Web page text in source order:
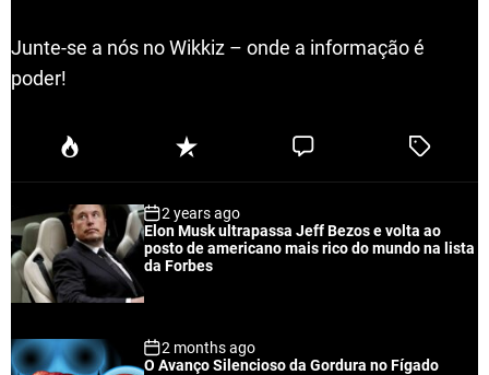
Junte-se a nós no Wikkiz – onde a informação é
poder!
P
u
a
r
R
e
n
t
C
e
T
e
2 years ago
Elon Musk ultrapassa Jeff Bezos e volta ao
posto de americano mais rico do mundo na lista
da Forbes
2 months ago
O Avanço Silencioso da Gordura no Fígado